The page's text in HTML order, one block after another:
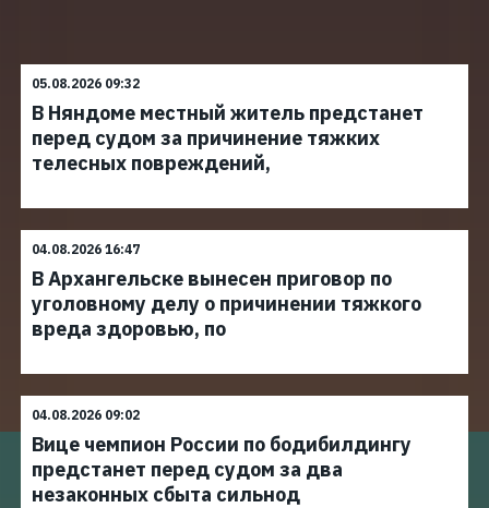
05.08.2026 09:32
В Няндоме местный житель предстанет
перед судом за причинение тяжких
телесных повреждений,
04.08.2026 16:47
В Архангельске вынесен приговор по
уголовному делу о причинении тяжкого
вреда здоровью, по
04.08.2026 09:02
Вице чемпион России по бодибилдингу
предстанет перед судом за два
незаконных сбыта сильнод